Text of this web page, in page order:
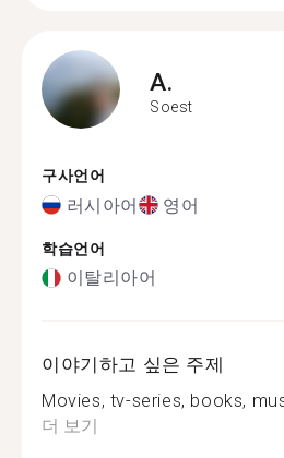
A.
Soest
구사언어
러시아어 영어
학습언어
이탈리아어
이야기하고 싶은 주제
Movies, tv-series, books,
더 보기